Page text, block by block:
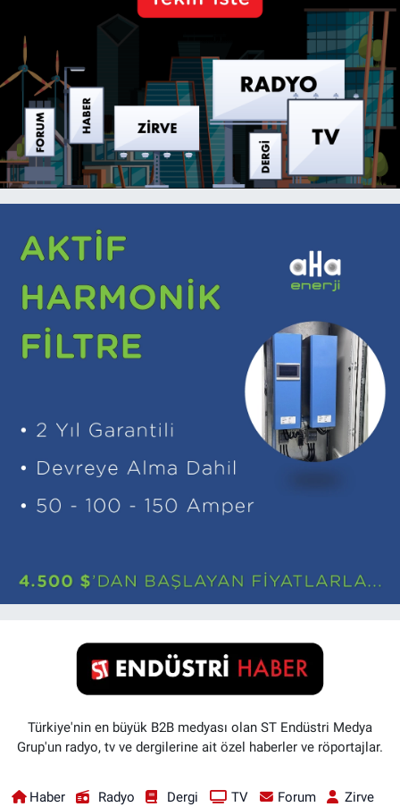
Türkiye'nin en büyük B2B medyası olan ST Endüstri Medya
Grup'un radyo, tv ve dergilerine ait özel haberler ve röportajlar.
Haber Radyo Dergi TV Forum Zirve